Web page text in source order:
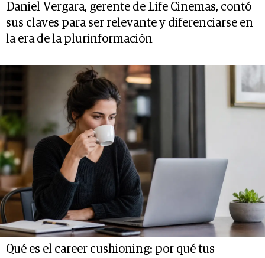
Daniel Vergara, gerente de Life Cinemas, contó
sus claves para ser relevante y diferenciarse en
la era de la plurinformación
Qué es el career cushioning: por qué tus